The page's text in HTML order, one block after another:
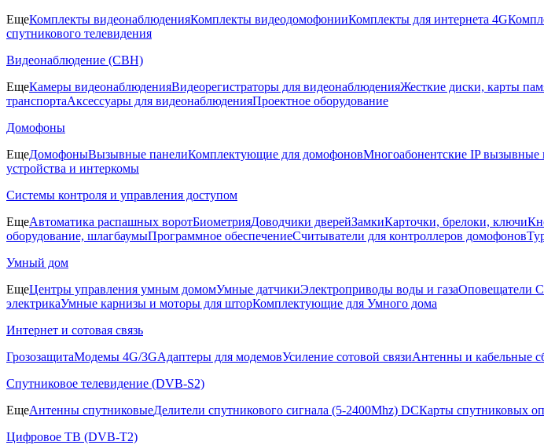
ЕщеКомплекты видеонаблюденияКомплекты видеодомофонииКомплекты для интернета 4G
спутникового телевидения
Видеонаблюдение (СВН)
ЕщеКамеры видеонаблюденияВидеорегистраторы для видеонаблюденияЖесткие диски, карты
транспортаАксессуары для видеонаблюденияПроектное оборудование
Домофоны
ЕщеДомофоныВызывные панелиКомплектующие для домофоновМногоабонентские IP вызывные
устройства и интеркомы
Системы контроля и управления доступом
ЕщеАвтоматика распашных воротБиометрияДоводчики дверейЗамкиКарточки, брелоки, ключи
оборудование, шлагбаумыПрограммное обеспечениеСчитыватели для контроллеров домофонов
Умный дом
ЕщеЦентры управления умным домомУмные датчикиЭлектроприводы воды и газаОповещатели
электрикаУмные карнизы и моторы для шторКомплектующие для Умного дома
Интернет и сотовая связь
ГрозозащитаМодемы 4G/3GАдаптеры для модемовУсиление сотовой связиАнтенны и кабельные
Спутниковое телевидение (DVB-S2)
ЕщеАнтенны спутниковыеДелители спутникового сигнала (5-2400Mhz) DCКарты спутниковых
Цифровое ТВ (DVB-T2)